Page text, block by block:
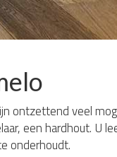
ontzettend veel
een hardhout. U
onderhoudt.